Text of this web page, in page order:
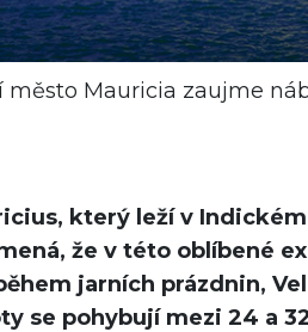
město Mauricia zaujme
který leží v
že v této oblíbené
jarních prázdnin,
se pohybují mezi 24 a